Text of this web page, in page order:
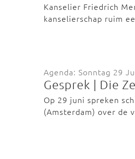
Kanselier Friedrich
kanselierschap ruim
Agenda: Sonntag 29
Gesprek | Die
Op 29 juni spreken
(Amsterdam) over de